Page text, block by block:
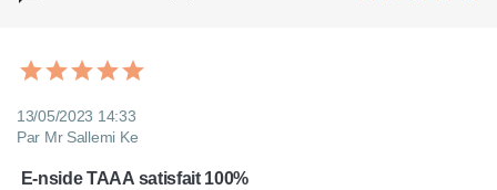
13/05/2023 14:33
Par Mr Sallemi Ke
E-nside TAAA satisfait 100%